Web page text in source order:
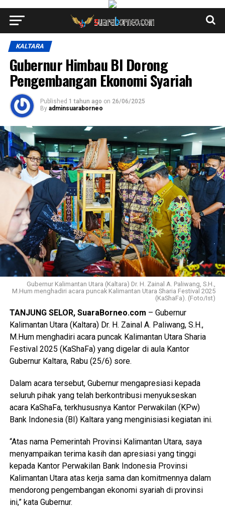
KALTARA
Gubernur Himbau BI Dorong
Pengembangan Ekonomi Syariah
Published 1 tahun ago on 26/06/2025
By adminsuaraborneo
Gubernur Kalimantan Utara (Kaltara) Dr. H. Zainal A. Paliwang, S.H.,
M.Hum menghadiri acara puncak Kalimantan Utara Sharia Festival 2025
(KaShaFa). (Foto/Ist)
TANJUNG SELOR, SuaraBorneo.com – Gubernur
Kalimantan Utara (Kaltara) Dr. H. Zainal A. Paliwang, S.H.,
M.Hum menghadiri acara puncak Kalimantan Utara Sharia
Festival 2025 (KaShaFa) yang digelar di aula Kantor
Gubernur Kaltara, Rabu (25/6) sore.
Dalam acara tersebut, Gubernur mengapresiasi kepada
seluruh pihak yang telah berkontribusi menyukseskan
acara KaShaFa, terkhususnya Kantor Perwakilan (KPw)
Bank Indonesia (BI) Kaltara yang menginisiasi kegiatan ini.
“Atas nama Pemerintah Provinsi Kalimantan Utara, saya
menyampaikan terima kasih dan apresiasi yang tinggi
kepada Kantor Perwakilan Bank Indonesia Provinsi
Kalimantan Utara atas kerja sama dan komitmennya dalam
mendorong pengembangan ekonomi syariah di provinsi
ini,” kata Gubernur.